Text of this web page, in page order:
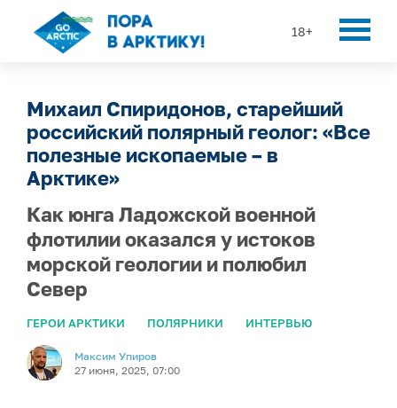
18+
Михаил Спиридонов, старейший
российский полярный геолог: «Все
полезные ископаемые – в
Арктике»
Как юнга Ладожской военной
флотилии оказался у истоков
морской геологии и полюбил
Север
ГЕРОИ АРКТИКИ ПОЛЯРНИКИ ИНТЕРВЬЮ
Максим Упиров
27 июня, 2025, 07:00